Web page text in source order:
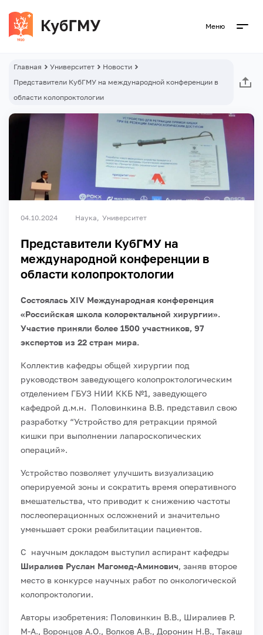
Меню
Главная Университет
Новости
Представители КубГМУ на международной конференции в
области колопроктологии
04.10.2024 Наука Университет
Представители КубГМУ на
международной конференции в
области колопроктологии
Состоялась XIV Международная конференция
«Российская школа колоректальной хирургии».
Участие приняли более 1500 участников, 97
экспертов из 22 стран мира.
Коллектив кафедры общей хирургии под
руководством заведующего колопроктологическим
отделением ГБУЗ НИИ ККБ №1, заведующего
кафедрой д.м.н. Половинкина В.В. представил свою
разработку “Устройство для ретракции прямой
кишки при выполнении лапароскопических
операций».
Устройство позволяет улучшить визуализацию
оперируемой зоны и сократить время оперативного
вмешательства, что приводит к снижению частоты
послеоперационных осложнений и значительно
уменьшает сроки реабилитации пациентов.
С научным докладом выступил аспирант кафедры
Ширалиев Руслан Магомед-Аминович, заняв второе
место в конкурсе научных работ по онкологической
колопроктологии.
Авторы изобретения: Половинкин В.В., Ширалиев Р.
М-А., Воронцов А.О., Волков А.В., Доронин Н.В., Такаш